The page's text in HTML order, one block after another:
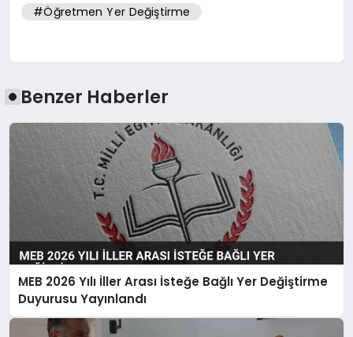
#Öğretmen Yer Değiştirme
Benzer Haberler
MEB 2026 Yılı İller Arası İsteğe Bağlı Yer Değiştirme
Duyurusu Yayınlandı